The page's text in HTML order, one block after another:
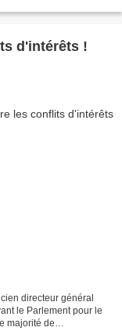
d'intérêts !
directeur général
le Parlement pour le
majorité de